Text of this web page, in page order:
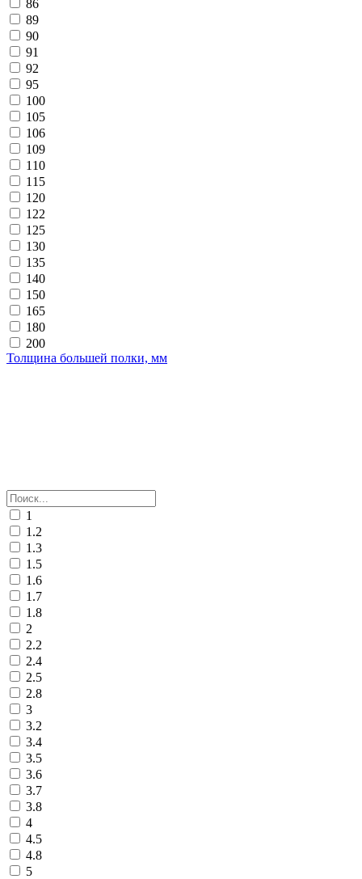
86
89
90
91
92
95
100
105
106
109
110
115
120
122
125
130
135
140
150
165
180
200
Толщина большей полки, мм
1
1.2
1.3
1.5
1.6
1.7
1.8
2
2.2
2.4
2.5
2.8
3
3.2
3.4
3.5
3.6
3.7
3.8
4
4.5
4.8
5